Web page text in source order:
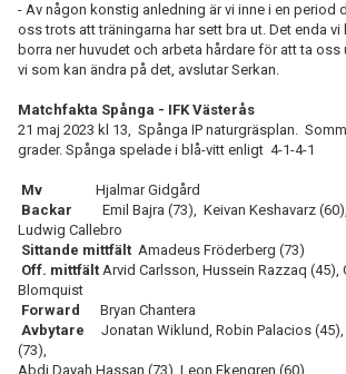
- Av någon konstig anledning är vi inne i en period
oss trots att träningarna har sett bra ut. Det enda vi
borra ner huvudet och arbeta hårdare för att ta oss
vi som kan ändra på det, avslutar Serkan.
Matchfakta Spånga - IFK Västerås
21 maj 2023 kl 13, Spånga IP naturgräsplan.
grader. Spånga spelade i blå-vitt enligt 4-1-4-1
Mv
Hjalmar Gidgård
Backar
Emil Bajra (73), Keivan Keshavarz (60),
Ludwig Callebro
Sittande mittfält Amadeus Fröderberg (73)
Off. mittfält Arvid Carlsson, Hussein Razzaq (45),
Blomquist
Forward Bryan Chantera
Avbytare
Jonatan Wiklund, Robin Palacios
(73),
Abdi Dayah Hassan (73), Leon Ekengren (60)